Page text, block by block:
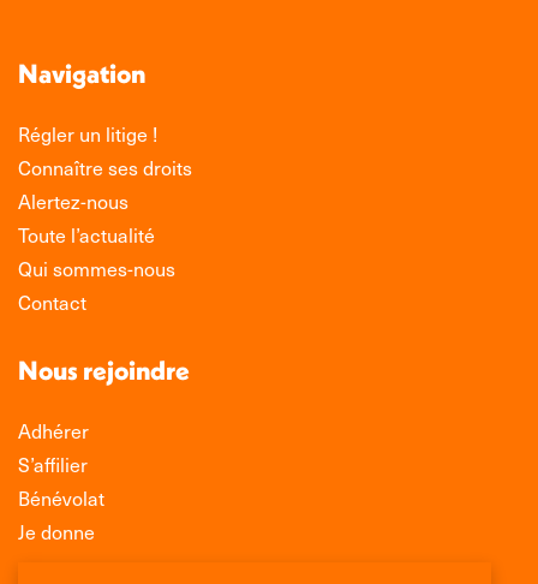
Navigation
Régler un litige !
Connaître ses droits
Alertez-nous
Toute l’actualité
Qui sommes-nous
Contact
Nous rejoindre
Adhérer
S’affilier
Bénévolat
Je donne